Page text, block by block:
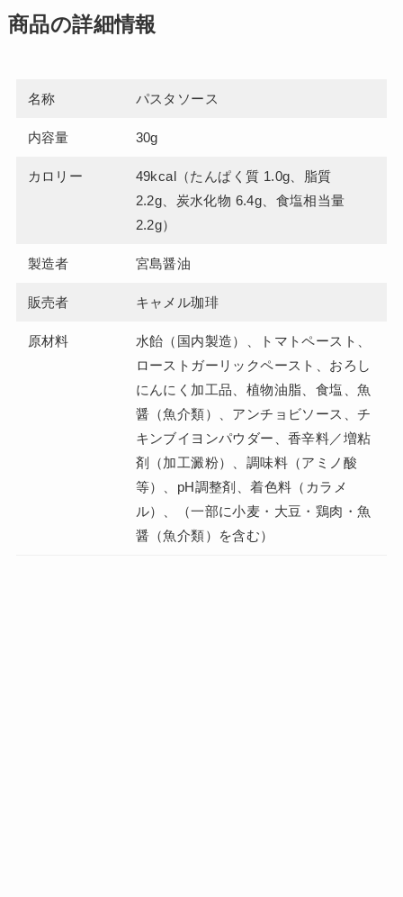
商品の詳細情報
名称 パスタソース
内容量 30g
カロリー
49kcal（たんぱく質 1.0g、脂質
2.2g、炭水化物 6.4g、食塩相当量
2.2g）
製造者 宮島醤油
販売者 キャメル珈琲
原材料
水飴（国内製造）、トマトペースト、
ローストガーリックペースト、おろし
にんにく加工品、植物油脂、食塩、魚
醤（魚介類）、アンチョビソース、チ
キンブイヨンパウダー、香辛料／増粘
剤（加工澱粉）、調味料（アミノ酸
等）、pH調整剤、着色料（カラメ
ル）、（一部に小麦・大豆・鶏肉・魚
醤（魚介類）を含む）